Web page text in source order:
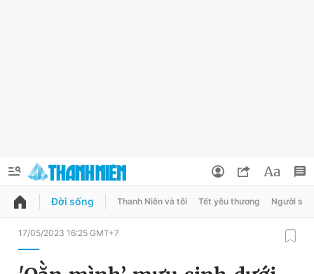
QUẢNG CÁO ĐẶT BÁO
Đời sống Thanh Niên và tôi Tết yêu thương Người
17/05/2023 16:25 GMT+7